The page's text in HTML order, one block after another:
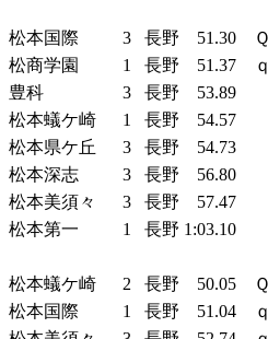
松本国際 3 長野 51.30
Ｑ
松商学園 1 長野 51.37
ｑ
豊科 3 長野
53.89
松本蟻ケ崎 1 長野
54.57
松本県ケ丘 3 長野
54.73
松本深志 3 長野
56.80
松本美須々 3 長野
57.47
松本第一 1 長野 1:03.10
松本蟻ケ崎 2 長野 50.05
Ｑ
松本国際 1 長野 51.04
ｑ